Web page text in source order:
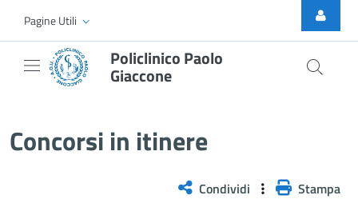
Skip to Main Content
Pagine Utili
Policlinico Paolo
Giaccone
Concorsi in itinere
Condividi Stampa